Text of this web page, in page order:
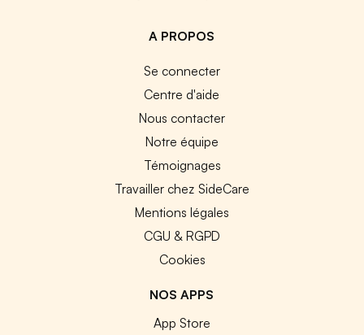
A PROPOS
Se connecter
Centre d'aide
Nous contacter
Notre équipe
Témoignages
Travailler chez SideCare
Mentions légales
CGU & RGPD
Cookies
NOS APPS
App Store